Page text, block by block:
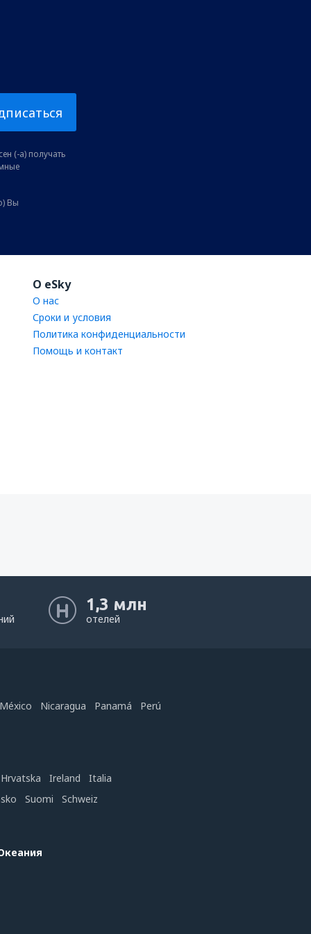
(-а) получать
Вы
O eSky
О нас
Сроки и условия
Политика конфиденциальности
Помощь и контакт
1,3 млн
отелей
México Nicaragua Panamá Perú
Hrvatska Ireland
Italia
Suomi Schweiz